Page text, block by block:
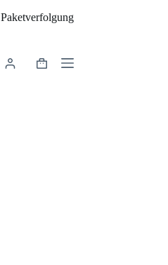
Paketverfolgung
Warenkorb